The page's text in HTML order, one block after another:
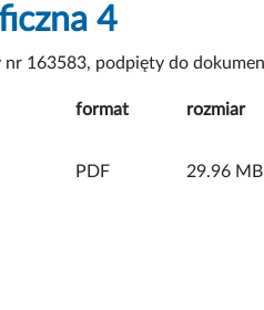
4
nr 163583, podpięty do
format rozmiar
ZAŁĄCZNIK
PDF 29.96 MB